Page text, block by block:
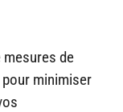
mesures de
minimiser